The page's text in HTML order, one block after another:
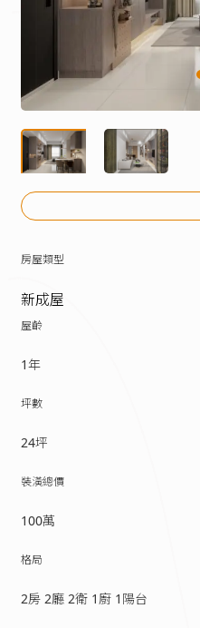
房屋類型
新成屋
屋齡
1年
坪數
24坪
裝潢總價
100萬
格局
2房 2廳 2衛 1廚 1陽台